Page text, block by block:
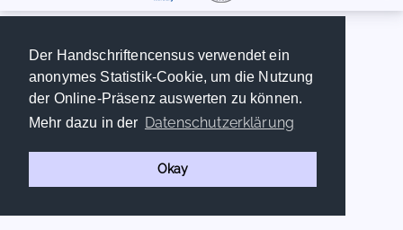
Der Handschriftencensus verwendet ein
anonymes Statistik-Cookie, um die Nutzung
der Online-Präsenz auswerten zu können.
Mehr dazu in der Datenschutzerklärung
Okay